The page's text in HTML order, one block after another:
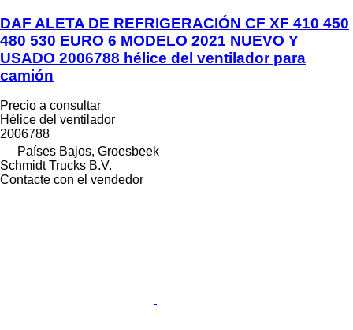
DAF ALETA DE REFRIGERACIÓN CF XF 410 450
480 530 EURO 6 MODELO 2021 NUEVO Y
USADO 2006788 hélice del ventilador para
camión
Precio a consultar
Hélice del ventilador
2006788
Países Bajos, Groesbeek
Schmidt Trucks B.V.
Contacte con el vendedor